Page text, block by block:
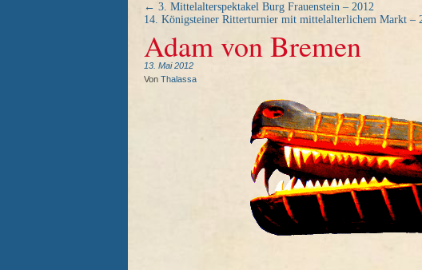
← 3. Mittelalterspektakel Burg Frauenstein – 2012
14. Königsteiner Ritterturnier mit mittelalterlichem Markt –
Adam von Bremen
13. Mai 2012
Von Thalassa